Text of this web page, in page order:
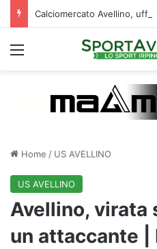
Menu
Home / US AVELLINO
US AVELLINO
Avellino, virata
un attaccante |